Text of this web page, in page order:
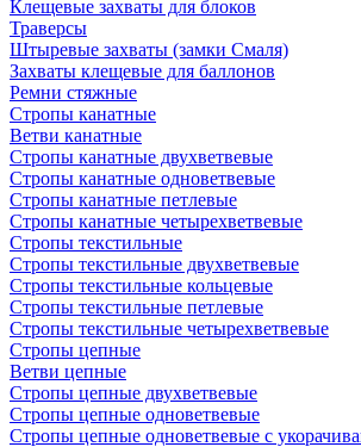
Клещевые захваты для блоков
Траверсы
Штыревые захваты (замки Смаля)
Захваты клещевые для баллонов
Ремни стяжные
Стропы канатные
Ветви канатные
Стропы канатные двухветвевые
Стропы канатные одноветвевые
Стропы канатные петлевые
Стропы канатные четырехветвевые
Стропы текстильные
Стропы текстильные двухветвевые
Стропы текстильные кольцевые
Стропы текстильные петлевые
Стропы текстильные четырехветвевые
Стропы цепные
Ветви цепные
Стропы цепные двухветвевые
Стропы цепные одноветвевые
Стропы цепные одноветвевые с